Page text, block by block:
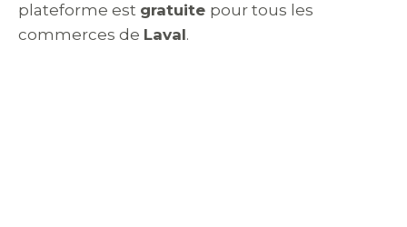
plateforme est gratuite pour tous les
commerces de Laval.